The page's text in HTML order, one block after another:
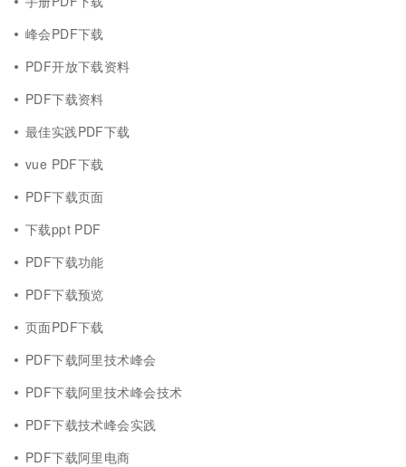
峰会PDF下载
PDF开放下载资料
PDF下载资料
最佳实践PDF下载
vue PDF下载
PDF下载页面
下载ppt PDF
PDF下载功能
PDF下载预览
页面PDF下载
PDF下载阿里技术峰会
PDF下载阿里技术峰会技术
PDF下载技术峰会实践
PDF下载阿里电商